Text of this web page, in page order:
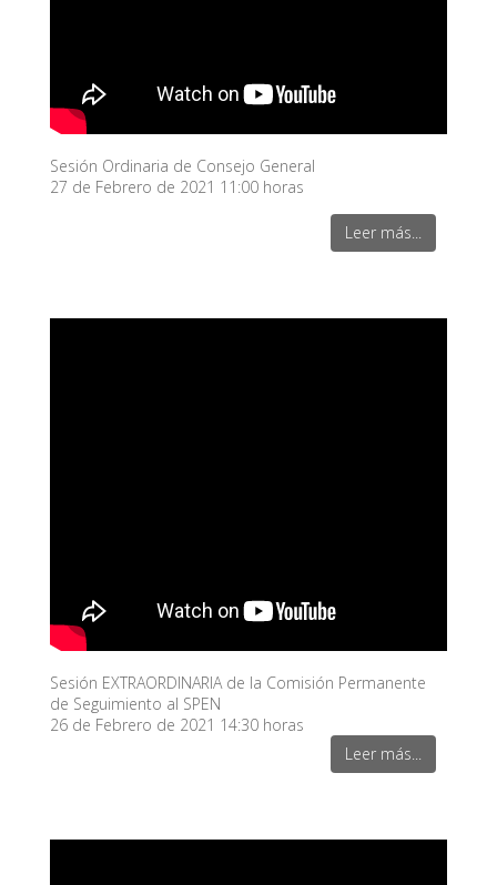
Sesión Ordinaria de Consejo General
27 de Febrero de 2021 11:00 horas
Leer más...
Sesión EXTRAORDINARIA de la Comisión Permanente
de Seguimiento al SPEN
26 de Febrero de 2021 14:30 horas
Leer más...